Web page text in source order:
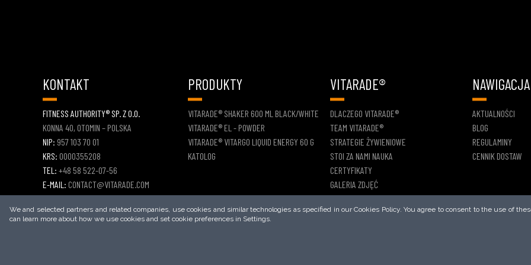
We and selected partners and related companies, use cookies and similar technologies as specified in our Cookies Policy. You agree to consent to the use of
can learn more about how we use cookies and set cookie preferences in Settings.
KONTAKT
FITNESS AUTHORITY® SP. Z O.O.
KONNA 40, OTOMIN – POLSKA
NIP: 957 103 70 01
KRS: 0000355208
TEL: +48 58 522-07-56
E-MAIL: CONTACT@VITARADE.COM
FORMULARZ KONTAKTOWY
PRODUKTY
VITARADE® SHAKER 600 ML BLACK/WHITE
VITARADE® EL - POWDER
VITARADE® VITARGO LIQUID ENERGY 60 G
KATOLOG
VITARADE®
DLACZEGO VITARADE®
TEAM VITARADE®
STRATEGIE ŻYWIENIOWE
STOI ZA NAMI NAUKA
CERTYFIKATY
GALERIA ZDJĘĆ
NAWIGACJA
AKTUALNOŚCI
BLOG
REGULAMINY
CENNIK DOSTAW